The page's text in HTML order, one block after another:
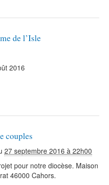
de l’Isle
2016
couples
27 septembre 2016 à 22h00
pour notre diocèse. Maison
46000 Cahors.